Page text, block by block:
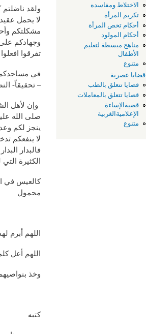
الاختلاط ومفاسده
تكريم المرأة
أحكام تخص المرأة
أحكام المولود
مناهج مبسطة لتعليم
الأطفال
متنوع
قضايا عصرية
قضايا تتعلق بالطب
قضايا تتعلق بالمعاملات
قضيةالإساءة
الإعلاميةالغربية
متنوع
ولقد
لا يحمل
مشكلتكم
وجهادكم
تفرقوا
في مساجدكم
– تحقيقاً-
وإن لأهل
صلى الله
ينجز لكم
لا ينفعكم
فالبدار
الكثيرة
كالعيس
محمول
اللهم أبرم
اللهم أعل
وخذ
كتبه